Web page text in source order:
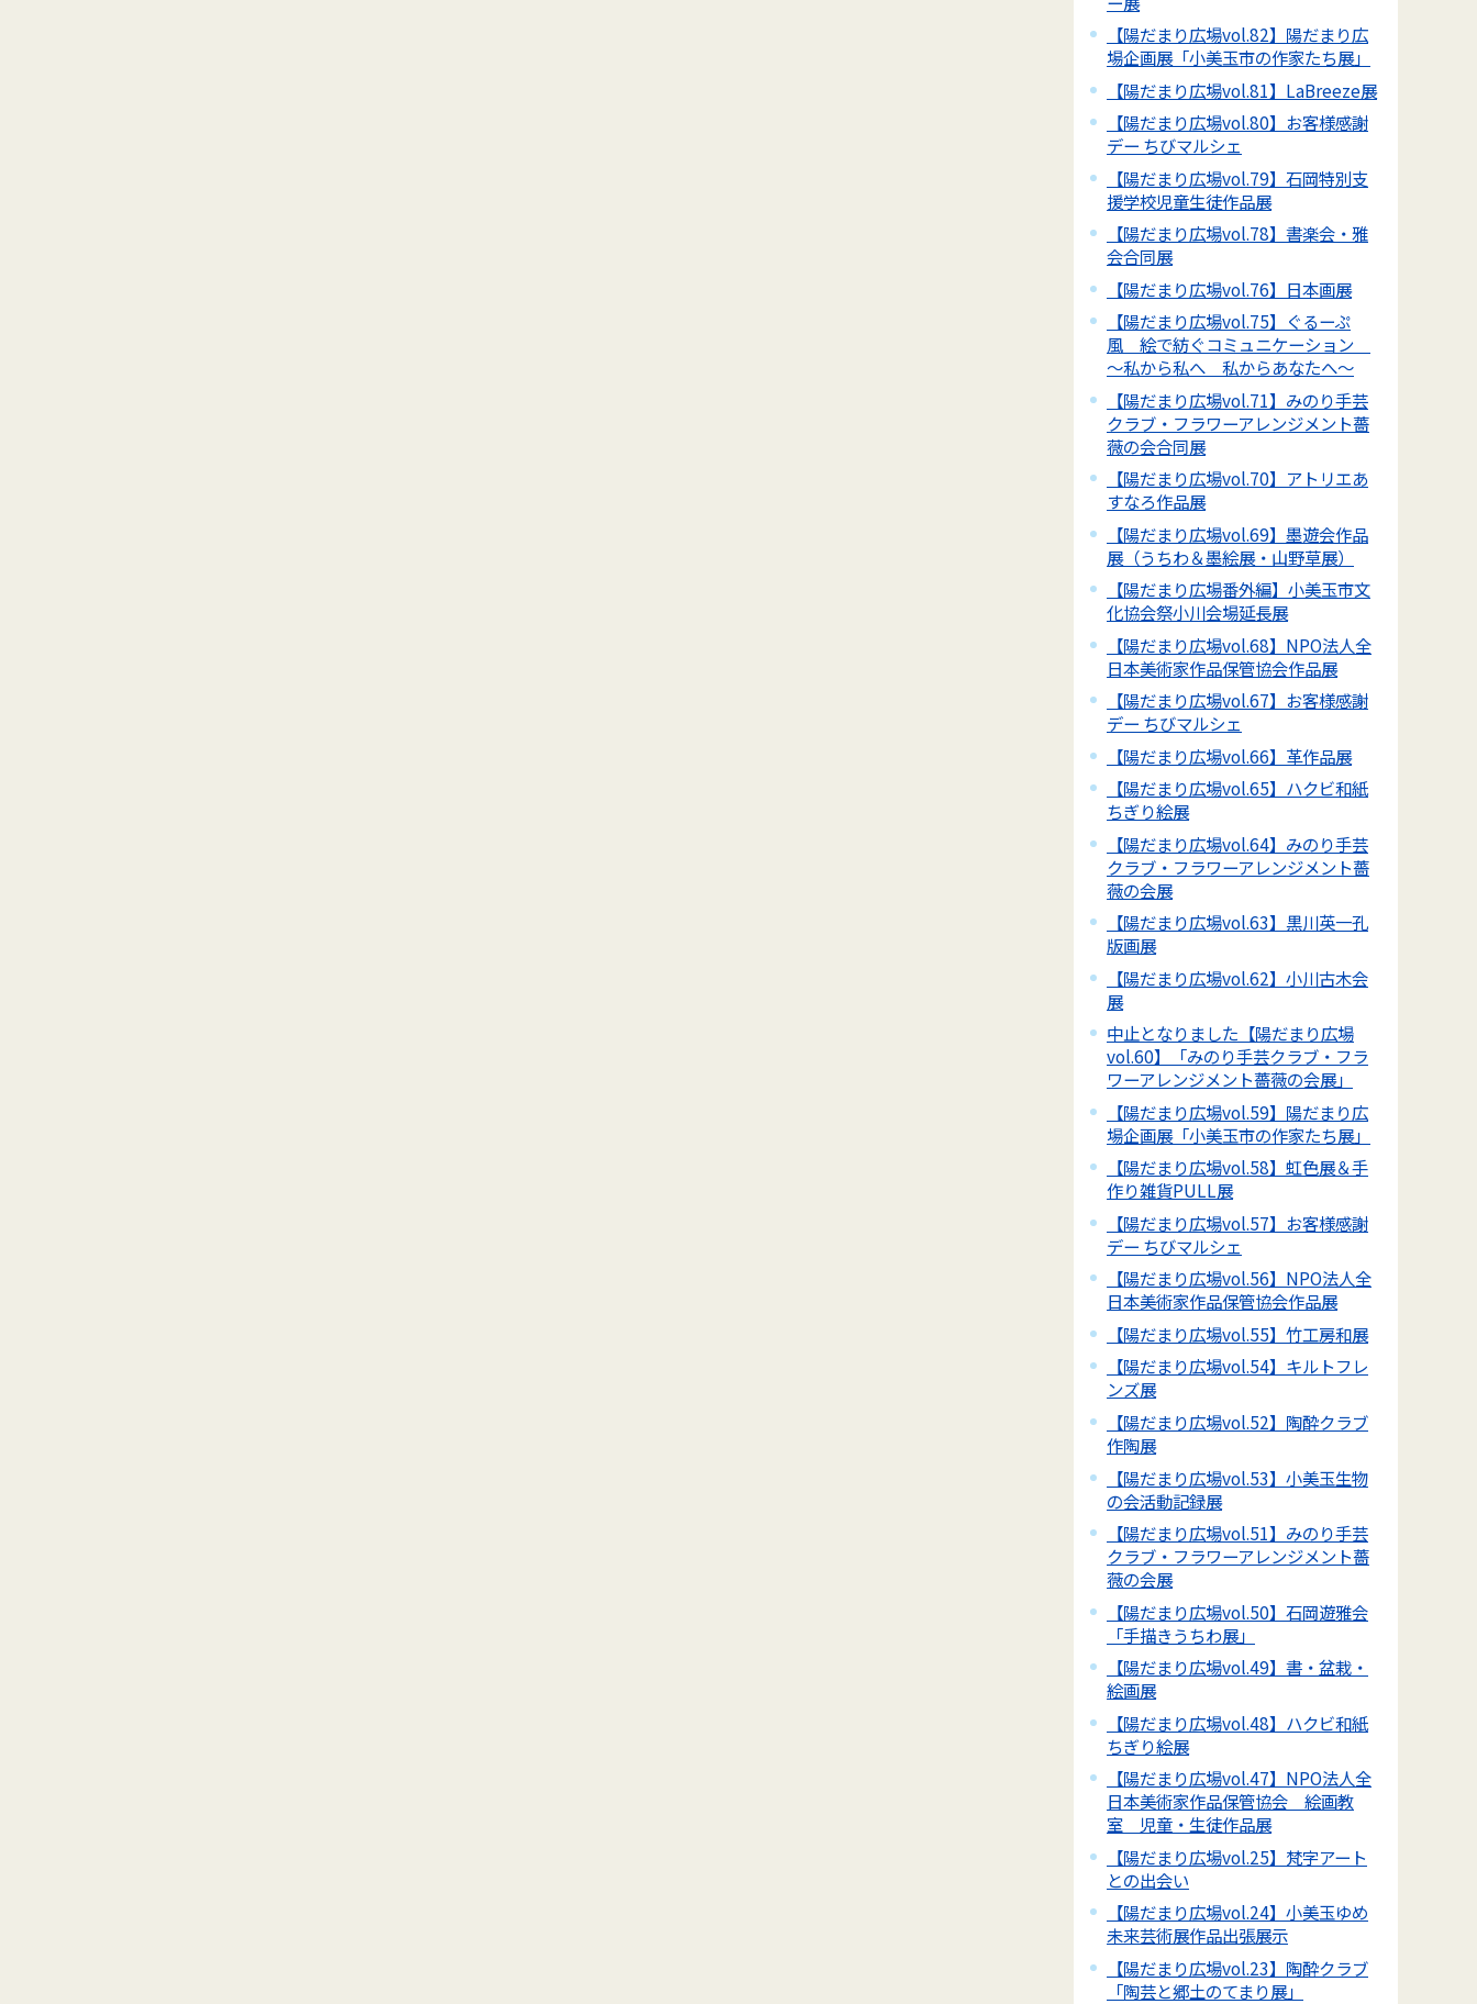
【陽だまり広場vol.82】陽だまり広
場企画展「小美玉市の作家たち展」
【陽だまり広場vol.81】LaBreeze展
【陽だまり広場vol.80】お客様感謝
デー ちびマルシェ
【陽だまり広場vol.79】石岡特別支
援学校児童生徒作品展
【陽だまり広場vol.78】書楽会・雅
会合同展
【陽だまり広場vol.76】日本画展
【陽だまり広場vol.75】ぐるーぷ
風 絵で紡ぐコミュニケーション
～私から私へ 私からあなたへ～
【陽だまり広場vol.71】みのり手芸
クラブ・フラワーアレンジメント薔
薇の会合同展
【陽だまり広場vol.70】アトリエあ
すなろ作品展
【陽だまり広場vol.69】墨遊会作品
展（うちわ＆墨絵展・山野草展）
【陽だまり広場番外編】小美玉市文
化協会祭小川会場延長展
【陽だまり広場vol.68】NPO法人全
日本美術家作品保管協会作品展
【陽だまり広場vol.67】お客様感謝
デー ちびマルシェ
【陽だまり広場vol.66】革作品展
【陽だまり広場vol.65】ハクビ和紙
ちぎり絵展
【陽だまり広場vol.64】みのり手芸
クラブ・フラワーアレンジメント薔
薇の会展
【陽だまり広場vol.63】黒川英一孔
版画展
【陽だまり広場vol.62】小川古木会
展
中止となりました【陽だまり広場
vol.60】「みのり手芸クラブ・フラ
ワーアレンジメント薔薇の会展」
【陽だまり広場vol.59】陽だまり広
場企画展「小美玉市の作家たち展」
【陽だまり広場vol.58】虹色展＆手
作り雑貨PULL展
【陽だまり広場vol.57】お客様感謝
デー ちびマルシェ
【陽だまり広場vol.56】NPO法人全
日本美術家作品保管協会作品展
【陽だまり広場vol.55】竹工房和展
【陽だまり広場vol.54】キルトフレ
ンズ展
【陽だまり広場vol.52】陶酔クラブ
作陶展
【陽だまり広場vol.53】小美玉生物
の会活動記録展
【陽だまり広場vol.51】みのり手芸
クラブ・フラワーアレンジメント薔
薇の会展
【陽だまり広場vol.50】石岡遊雅会
「手描きうちわ展」
【陽だまり広場vol.49】書・盆栽・
絵画展
【陽だまり広場vol.48】ハクビ和紙
ちぎり絵展
【陽だまり広場vol.47】NPO法人全
日本美術家作品保管協会 絵画教
室 児童・生徒作品展
【陽だまり広場vol.25】梵字アート
との出会い
【陽だまり広場vol.24】小美玉ゆめ
未来芸術展作品出張展示
【陽だまり広場vol.23】陶酔クラブ
「陶芸と郷土のてまり展」